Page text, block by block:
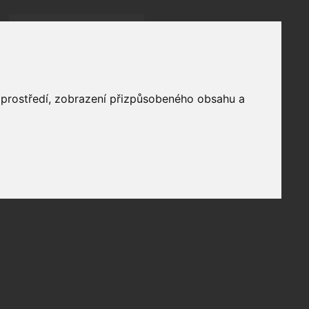
zobrazení přizpůsobeného obsahu a
články